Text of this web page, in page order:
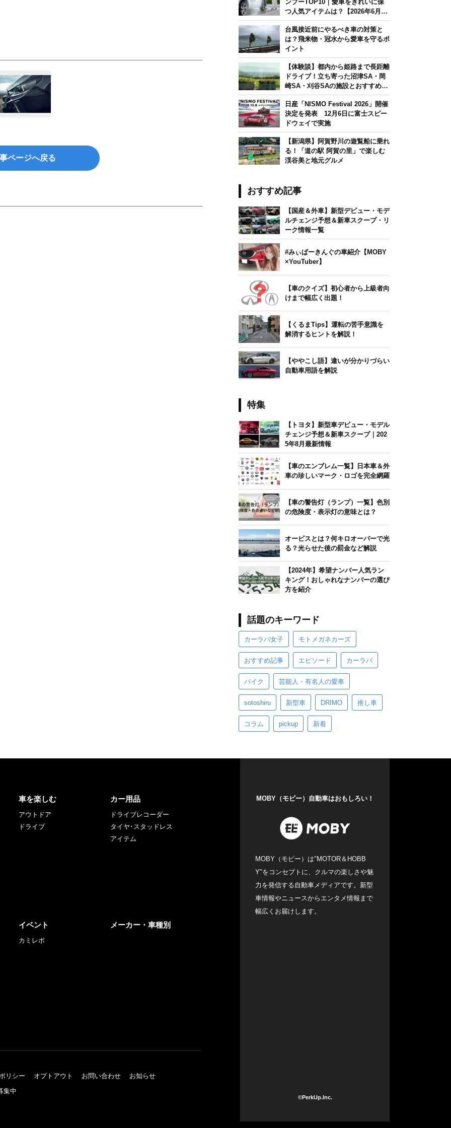
ページへ戻る
ンプーTOP10｜愛車をきれいに保
つ人気アイテムは？【2026年6月
版】
台風接近前にやるべき車の対策と
は？飛来物・冠水から愛車を守るポ
イント
【体験談】都内から姫路まで長距離
ドライブ！立ち寄った沼津SA・岡
崎SA・刈谷SAの施設とおすすめグ
ルメを紹介
日産「NISMO Festival 2026」開催
決定を発表 12月6日に富士スピー
ドウェイで実施
【新潟県】阿賀野川の遊覧船に乗れ
る！「道の駅 阿賀の里」で楽しむ
渓谷美と地元グルメ
おすすめ記事
【国産＆外車】新型デビュー・モデ
ルチェンジ予想＆新車スクープ・リ
ーク情報一覧
#みぃぱーきんぐの車紹介【MOBY
×YouTuber】
【車のクイズ】初心者から上級者向
けまで幅広く出題！
【くるまTips】運転の苦手意識を
解消するヒントを解説！
【ややこし語】違いが分かりづらい
自動車用語を解説
特集
【トヨタ】新型車デビュー・モデル
チェンジ予想＆新車スクープ｜202
5年8月最新情報
【車のエンブレム一覧】日本車＆外
車の珍しいマーク・ロゴを完全網羅
【車の警告灯（ランプ）一覧】色別
の危険度・表示灯の意味とは？
オービスとは？何キロオーバーで光
る？光らせた後の罰金など解説
【2024年】希望ナンバー人気ラン
キング！おしゃれなナンバーの選び
方を紹介
話題のキーワード
カーラバ女子 モトメガネカーズ
おすすめ記事 エピソード カーラバ
バイク 芸能人・有名人の愛車
sotoshiru 新型車 DRIMO 推し車
コラム pickup 新着
車を楽しむ
アウトドア
ドライブ
カー用品
ドライブレコーダー
タイヤ･スタッドレス
アイテム
イベント
カミレポ
メーカー・車種別
リシー オプトアウト お問い合わせ
お知らせ
集中
MOBY（モビー）自動車はおもしろい！
MOBY（モビー）は"MOTOR＆HOBB
Y"をコンセプトに、クルマの楽しさや魅
力を発信する自動車メディアです。新型
車情報やニュースからエンタメ情報まで
幅広くお届けします。
©PerkUp.Inc.